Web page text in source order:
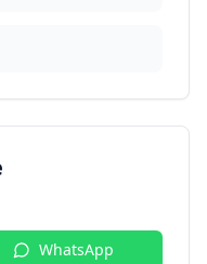
WhatsApp